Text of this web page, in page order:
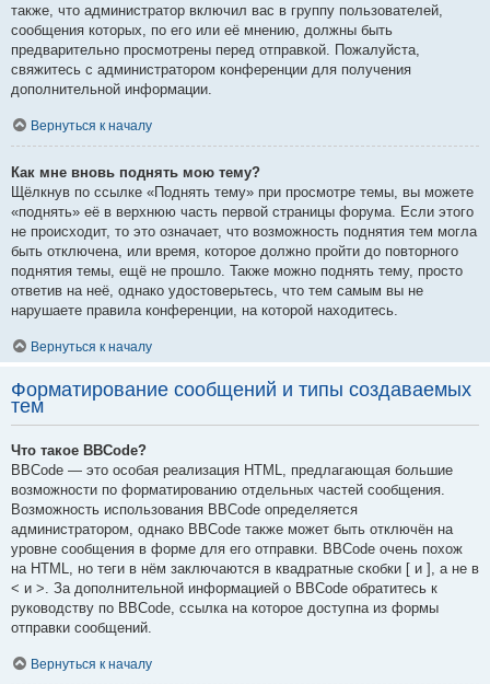
также, что администратор включил вас в группу пользователей,
сообщения которых, по его или её мнению, должны быть
предварительно просмотрены перед отправкой. Пожалуйста,
свяжитесь с администратором конференции для получения
дополнительной информации.
Вернуться к началу
Как мне вновь поднять мою тему?
Щёлкнув по ссылке «Поднять тему» при просмотре темы, вы можете
«поднять» её в верхнюю часть первой страницы форума. Если этого
не происходит, то это означает, что возможность поднятия тем могла
быть отключена, или время, которое должно пройти до повторного
поднятия темы, ещё не прошло. Также можно поднять тему, просто
ответив на неё, однако удостоверьтесь, что тем самым вы не
нарушаете правила конференции, на которой находитесь.
Вернуться к началу
Форматирование сообщений и типы создаваемых
тем
Что такое BBCode?
BBCode — это особая реализация HTML, предлагающая большие
возможности по форматированию отдельных частей сообщения.
Возможность использования BBCode определяется
администратором, однако BBCode также может быть отключён на
уровне сообщения в форме для его отправки. BBCode очень похож
на HTML, но теги в нём заключаются в квадратные скобки [ и ], а не в
< и >. За дополнительной информацией о BBCode обратитесь к
руководству по BBCode, ссылка на которое доступна из формы
отправки сообщений.
Вернуться к началу